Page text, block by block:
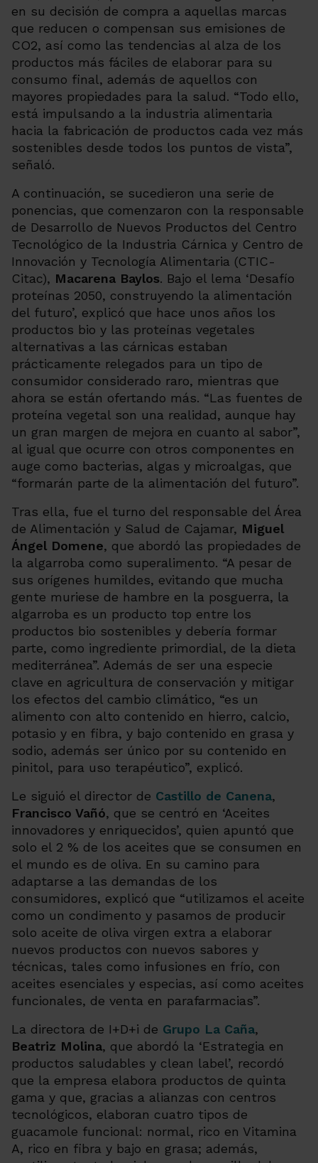
en su decisión de compra a aquellas marcas
que reducen o compensan sus emisiones de
CO2, así como las tendencias al alza de los
productos más fáciles de elaborar para su
consumo final, además de aquellos con
mayores propiedades para la salud. “Todo ello,
está impulsando a la industria alimentaria
hacia la fabricación de productos cada vez más
sostenibles desde todos los puntos de vista”,
señaló.
A continuación, se sucedieron una serie de
ponencias, que comenzaron con la responsable
de Desarrollo de Nuevos Productos del Centro
Tecnológico de la Industria Cárnica y Centro de
Innovación y Tecnología Alimentaria (CTIC-
Citac), Macarena Baylos. Bajo el lema ‘Desafío
proteínas 2050, construyendo la alimentación
del futuro’, explicó que hace unos años los
productos bio y las proteínas vegetales
alternativas a las cárnicas estaban
prácticamente relegados para un tipo de
consumidor considerado raro, mientras que
ahora se están ofertando más. “Las fuentes de
proteína vegetal son una realidad, aunque hay
un gran margen de mejora en cuanto al sabor”,
al igual que ocurre con otros componentes en
auge como bacterias, algas y microalgas, que
“formarán parte de la alimentación del futuro”.
Tras ella, fue el turno del responsable del Área
de Alimentación y Salud de Cajamar, Miguel
Ángel Domene, que abordó las propiedades de
la algarroba como superalimento. “A pesar de
sus orígenes humildes, evitando que mucha
gente muriese de hambre en la posguerra, la
algarroba es un producto top entre los
productos bio sostenibles y debería formar
parte, como ingrediente primordial, de la dieta
mediterránea”. Además de ser una especie
clave en agricultura de conservación y mitigar
los efectos del cambio climático, “es un
alimento con alto contenido en hierro, calcio,
potasio y en fibra, y bajo contenido en grasa y
sodio, además ser único por su contenido en
pinitol, para uso terapéutico”, explicó.
Le siguió el director de Castillo de Canena,
Francisco Vañó, que se centró en ‘Aceites
innovadores y enriquecidos’, quien apuntó que
solo el 2 % de los aceites que se consumen en
el mundo es de oliva. En su camino para
adaptarse a las demandas de los
consumidores, explicó que “utilizamos el aceite
como un condimento y pasamos de producir
solo aceite de oliva virgen extra a elaborar
nuevos productos con nuevos sabores y
técnicas, tales como infusiones en frío, con
aceites esenciales y especias, así como aceites
funcionales, de venta en parafarmacias”.
La directora de I+D+i de Grupo La Caña,
Beatriz Molina, que abordó la ‘Estrategia en
productos saludables y clean label’, recordó
que la empresa elabora productos de quinta
gama y que, gracias a alianzas con centros
tecnológicos, elaboran cuatro tipos de
guacamole funcional: normal, rico en Vitamina
A, rico en fibra y bajo en grasa; además,